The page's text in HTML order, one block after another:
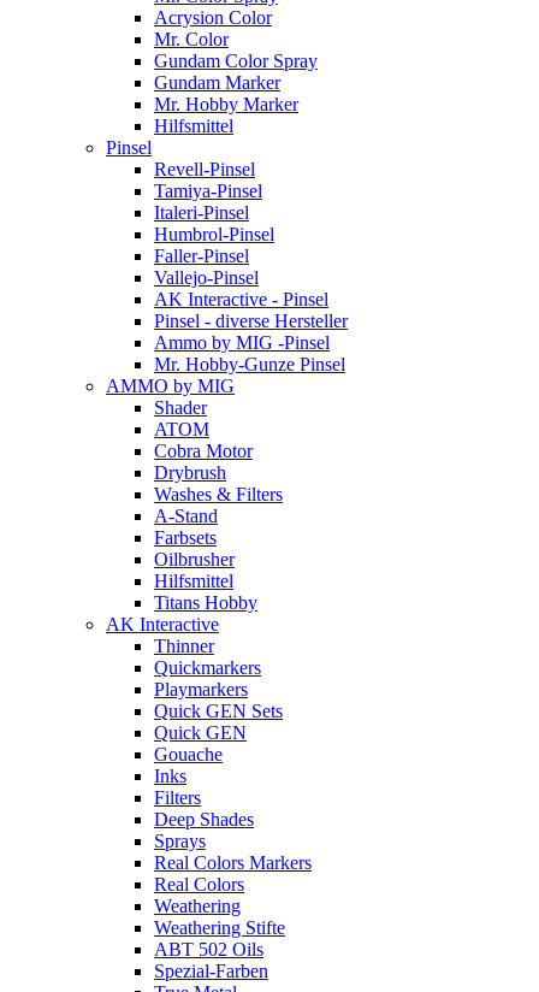
Acrysion Color
Mr. Color
Gundam Color Spray
Gundam Marker
Mr. Hobby Marker
Hilfsmittel
Pinsel
Revell-Pinsel
Tamiya-Pinsel
Italeri-Pinsel
Humbrol-Pinsel
Faller-Pinsel
Vallejo-Pinsel
AK Interactive - Pinsel
Pinsel - diverse Hersteller
Ammo by MIG -Pinsel
Mr. Hobby-Gunze Pinsel
AMMO by MIG
Shader
ATOM
Cobra Motor
Drybrush
Washes & Filters
A-Stand
Farbsets
Oilbrusher
Hilfsmittel
Titans Hobby
AK Interactive
Thinner
Quickmarkers
Playmarkers
Quick GEN Sets
Quick GEN
Gouache
Inks
Filters
Deep Shades
Sprays
Real Colors Markers
Real Colors
Weathering
Weathering Stifte
ABT 502 Oils
Spezial-Farben